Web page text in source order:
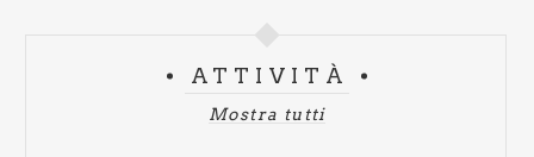
ATTIVITÀ
Mostra tutti